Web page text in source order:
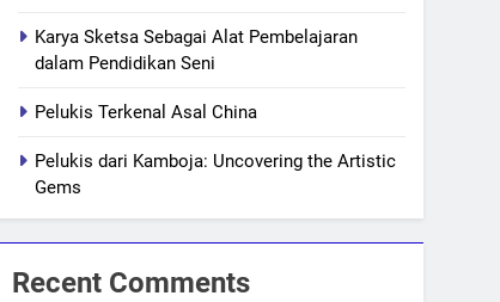
Karya Sketsa Sebagai Alat Pembelajaran
dalam Pendidikan Seni
Pelukis Terkenal Asal China
Pelukis dari Kamboja: Uncovering the Artistic
Gems
Recent Comments